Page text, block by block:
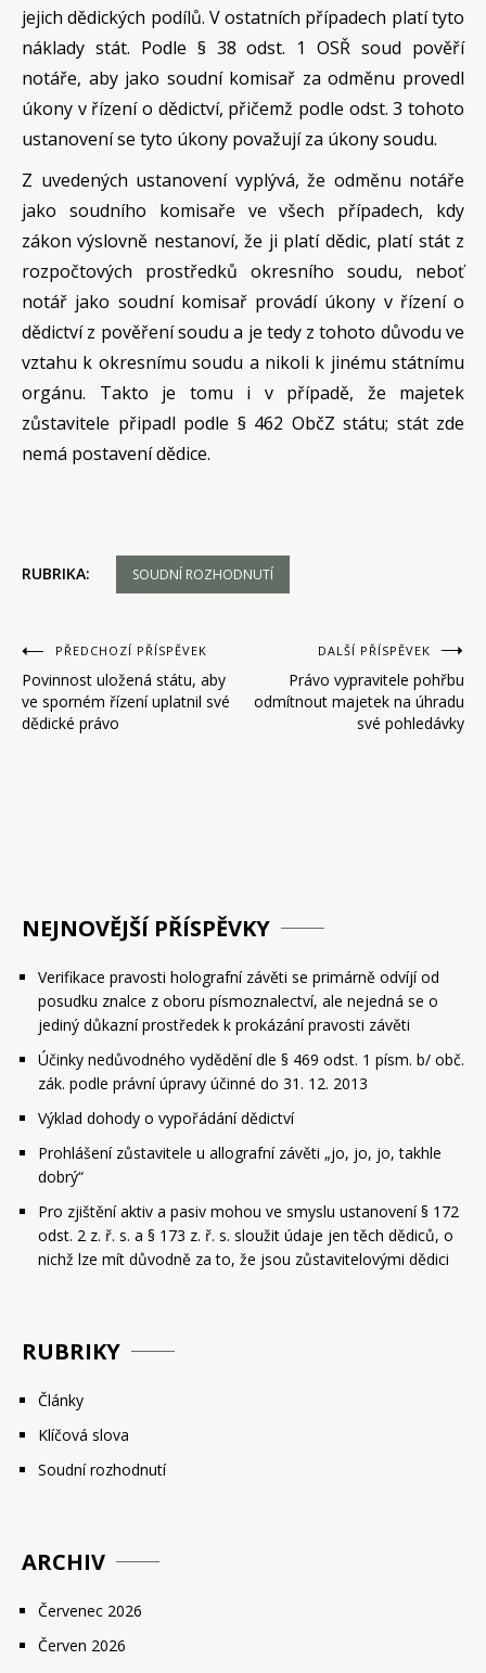
jejich dědických podílů. V ostatních případech platí tyto
náklady stát. Podle § 38 odst. 1 OSŘ soud pověří
notáře, aby jako soudní komisař za odměnu provedl
úkony v řízení o dědictví, přičemž podle odst. 3 tohoto
ustanovení se tyto úkony považují za úkony soudu.
Z uvedených ustanovení vyplývá, že odměnu notáře
jako soudního komisaře ve všech případech, kdy
zákon výslovně nestanoví, že ji platí dědic, platí stát z
rozpočtových prostředků okresního soudu, neboť
notář jako soudní komisař provádí úkony v řízení o
dědictví z pověření soudu a je tedy z tohoto důvodu ve
vztahu k okresnímu soudu a nikoli k jinému státnímu
orgánu. Takto je tomu i v případě, že majetek
zůstavitele připadl podle § 462 ObčZ státu; stát zde
nemá postavení dědice.
RUBRIKA: SOUDNÍ ROZHODNUTÍ
Navigace
pro
příspěvek
PŘEDCHOZÍ PŘÍSPĚVEK
Povinnost uložená státu, aby
ve sporném řízení uplatnil své
dědické právo
DALŠÍ PŘÍSPĚVEK
Právo vypravitele pohřbu
odmítnout majetek na úhradu
své pohledávky
NEJNOVĚJŠÍ PŘÍSPĚVKY
Verifikace pravosti holografní závěti se primárně odvíjí od
posudku znalce z oboru písmoznalectví, ale nejedná se o
jediný důkazní prostředek k prokázání pravosti závěti
Účinky nedůvodného vydědění dle § 469 odst. 1 písm. b/ obč.
zák. podle právní úpravy účinné do 31. 12. 2013
Výklad dohody o vypořádání dědictví
Prohlášení zůstavitele u allografní závěti „jo, jo, jo, takhle
dobrý“
Pro zjištění aktiv a pasiv mohou ve smyslu ustanovení § 172
odst. 2 z. ř. s. a § 173 z. ř. s. sloužit údaje jen těch dědiců, o
nichž lze mít důvodně za to, že jsou zůstavitelovými dědici
RUBRIKY
Články
Klíčová slova
Soudní rozhodnutí
ARCHIV
Červenec 2026
Červen 2026